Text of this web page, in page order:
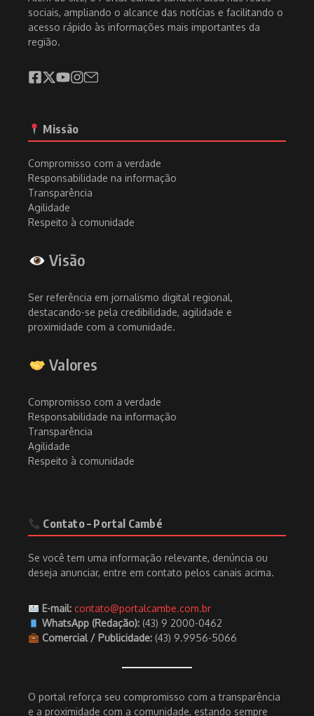
sociais, ampliando o alcance das notícias e facilitando o
acesso rápido às informações mais importantes da
região.
Missão
Compromisso com a verdade
Responsabilidade na informação
Transparência
Agilidade
Respeito à comunidade
Visão
Ser referência em jornalismo digital regional,
destacando-se pela credibilidade, agilidade e
proximidade com a comunidade.
Valores
Compromisso com a verdade
Responsabilidade na informação
Transparência
Agilidade
Respeito à comunidade
Contato – Portal Cambé
Se você tem uma informação relevante, denúncia ou
deseja anunciar, entre em contato pelos canais acima.
E-mail: contato@portalcambe.com.br
WhatsApp (Redação):(43) 9 2000-0462
Comercial / Publicidade:(43) 9.9956-5066
O portal reforça seu compromisso com a transparência
e a proximidade com a comunidade, estando sempre